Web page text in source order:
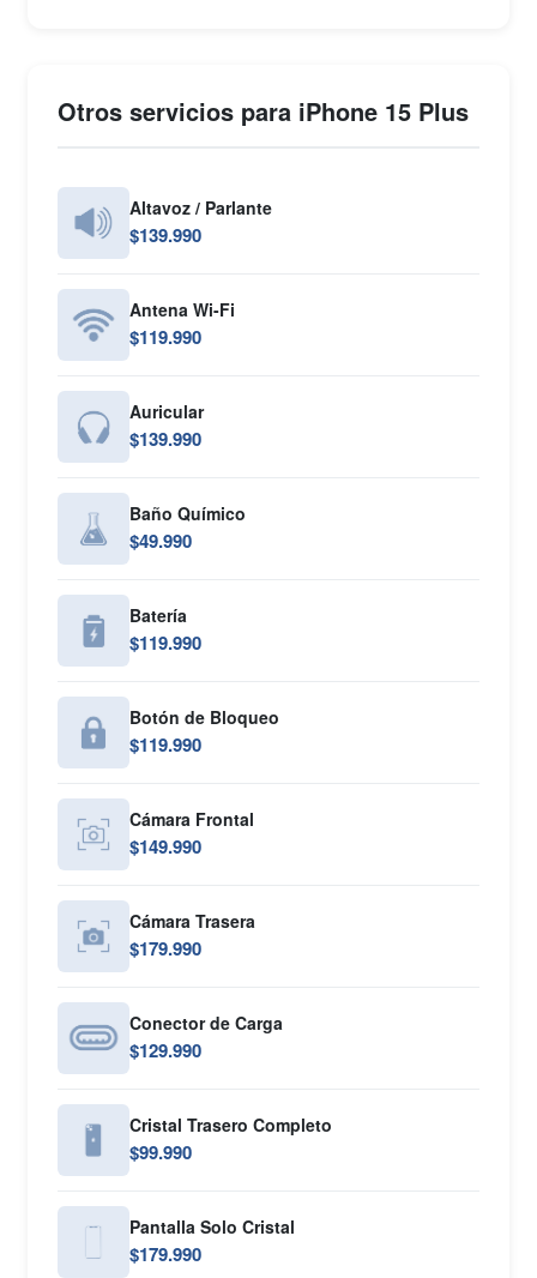
Otros servicios para iPhone 15 Plus
Altavoz / Parlante
$139.990
Antena Wi-Fi
$119.990
Auricular
$139.990
Baño Químico
$49.990
Batería
$119.990
Botón de Bloqueo
$119.990
Cámara Frontal
$149.990
Cámara Trasera
$179.990
Conector de Carga
$129.990
Cristal Trasero Completo
$99.990
Pantalla Solo Cristal
$179.990